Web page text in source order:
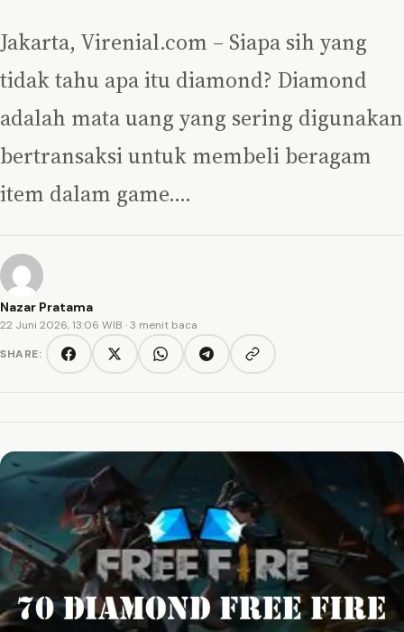
Jakarta, Virenial.com – Siapa sih yang
tidak tahu apa itu diamond? Diamond
adalah mata uang yang sering digunakan
bertransaksi untuk membeli beragam
item dalam game.…
Nazar Pratama
22 Juni 2026, 13:06 WIB · 3 menit baca
SHARE:
FacebookTwitter/XWhatsAppTelegramCopy link